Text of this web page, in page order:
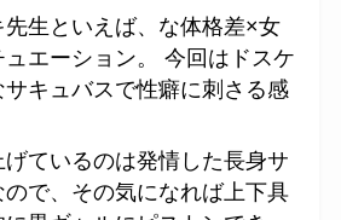
先生といえば、な体格差×女
エーション。 今回はドスケ
キュバスで性癖に刺さる感
ているのは発情した長身サ
ので、その気になれば上下具